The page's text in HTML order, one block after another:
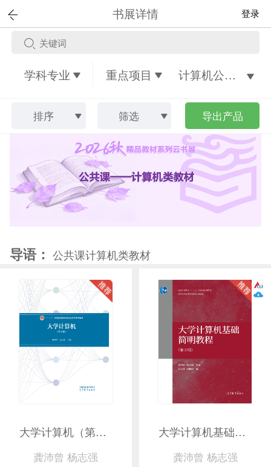
书展详情 登录
学科专业 重点项目 计算机公共基础课程教材
排序 筛选 导出产品
导语： 公共课计算机类教材
大学计算机（第8版）
龚沛曾 杨志强
大学计算机基础简明教程（第3版）
龚沛曾 杨志强